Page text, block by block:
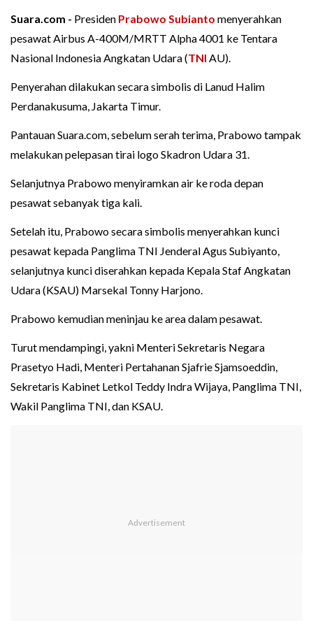
Suara.com - Presiden Prabowo Subianto menyerahkan
pesawat Airbus A-400M/MRTT Alpha 4001 ke Tentara
Nasional Indonesia Angkatan Udara (TNI AU).
Penyerahan dilakukan secara simbolis di Lanud Halim
Perdanakusuma, Jakarta Timur.
Pantauan Suara.com, sebelum serah terima, Prabowo tampak
melakukan pelepasan tirai logo Skadron Udara 31.
Selanjutnya Prabowo menyiramkan air ke roda depan
pesawat sebanyak tiga kali.
Setelah itu, Prabowo secara simbolis menyerahkan kunci
pesawat kepada Panglima TNI Jenderal Agus Subiyanto,
selanjutnya kunci diserahkan kepada Kepala Staf Angkatan
Udara (KSAU) Marsekal Tonny Harjono.
Prabowo kemudian meninjau ke area dalam pesawat.
Turut mendampingi, yakni Menteri Sekretaris Negara
Prasetyo Hadi, Menteri Pertahanan Sjafrie Sjamsoeddin,
Sekretaris Kabinet Letkol Teddy Indra Wijaya, Panglima TNI,
Wakil Panglima TNI, dan KSAU.